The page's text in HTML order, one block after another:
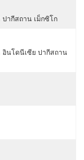
ากีสถาน เม็กซิโก
อินโดนีเซีย ปากีสถาน